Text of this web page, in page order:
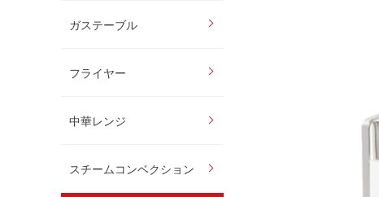
ガステーブル
フライヤー
中華レンジ
スチームコンベクション